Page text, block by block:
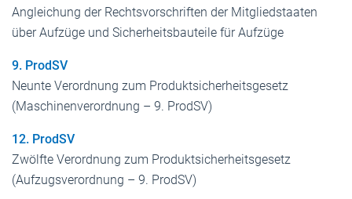
Angleichung der Rechtsvorschriften der Mitgliedstaaten
über Aufzüge und Sicherheitsbauteile für Aufzüge
9. ProdSV
Neunte Verordnung zum Produktsicherheitsgesetz
(Maschinenverordnung – 9. ProdSV)
12. ProdSV
Zwölfte Verordnung zum Produktsicherheitsgesetz
(Aufzugsverordnung – 9. ProdSV)